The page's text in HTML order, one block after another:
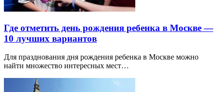
Где отметить день рождения ребенка в Москве —
10 лучших вариантов
Для празднования дня рождения ребенка в Москве можно
найти множество интересных мест…